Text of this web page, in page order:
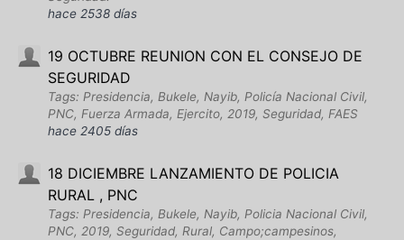
hace 2538 días
19 OCTUBRE REUNION CON EL CONSEJO DE
SEGURIDAD
Tags: Presidencia, Bukele, Nayib, Policía Nacional Civil,
PNC, Fuerza Armada, Ejercito, 2019, Seguridad, FAES
hace 2405 días
18 DICIEMBRE LANZAMIENTO DE POLICIA
RURAL , PNC
Tags: Presidencia, Bukele, Nayib, Policia Nacional Civil,
PNC, 2019, Seguridad, Rural, Campo;campesinos,